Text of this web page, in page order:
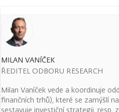
MILAN VANÍČEK
ŘEDITEL ODBORU RESEARCH
Milan Vaníček vede a koordinuje
finančních trhů), které se zamýšlí
sestavuje investiční strategii, resp.